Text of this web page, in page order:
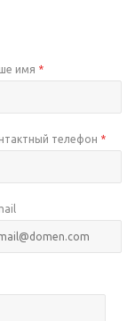
имя *
телефон *